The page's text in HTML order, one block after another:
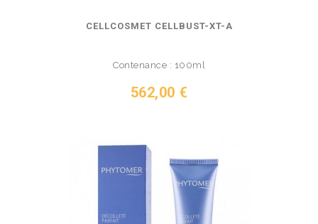
CELLCOSMET CELLBUST-XT-A
Contenance : 100ml
Prix
562,00 €
VOIR LE PRODUIT